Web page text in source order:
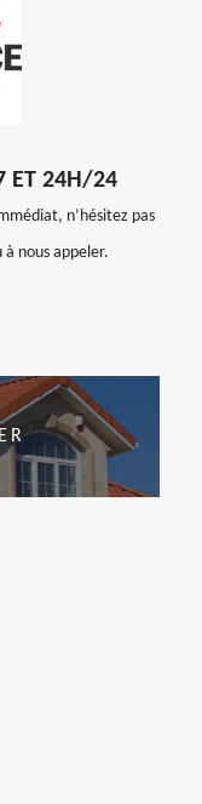
ET 24H/24
n’hésitez pas
nous appeler.